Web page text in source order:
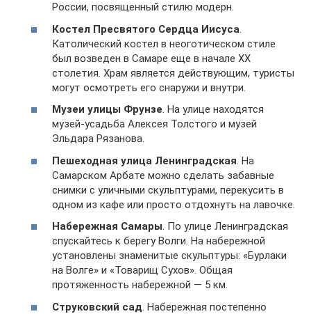
России, посвященный стилю модерн.
Костел Пресвятого Сердца Иисуса.
Католический костел в неоготическом стиле
был возведен в Самаре еще в начале XX
столетия. Храм является действующим, туристы
могут осмотреть его снаружи и внутри.
Музеи улицы Фрунзе. На улице находятся
музей-усадьба Алексея Толстого и музей
Эльдара Рязанова.
Пешеходная улица Ленинградская. На
Самарском Арбате можно сделать забавные
снимки с уличными скульптурами, перекусить в
одном из кафе или просто отдохнуть на лавочке.
Набережная Самары. По улице Ленинградская
спускайтесь к берегу Волги. На набережной
установлены знаменитые скульптуры: «Бурлаки
на Волге» и «Товарищ Сухов». Общая
протяженность набережной — 5 км.
Струковский сад. Набережная постепенно